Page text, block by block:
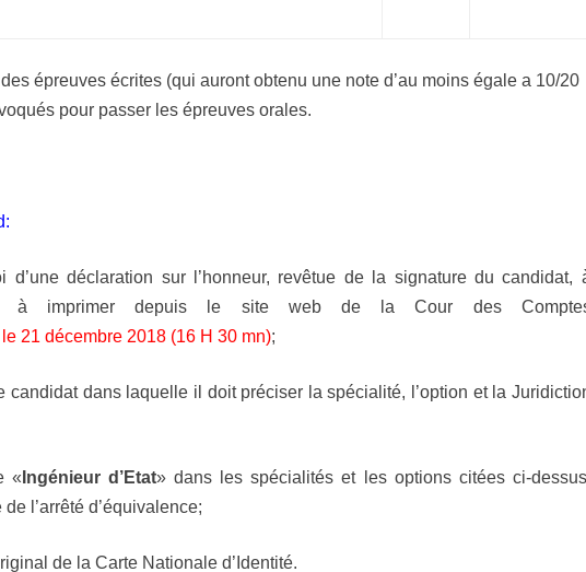
épreuves écrites (qui auront obtenu une note d’au moins égale a 10/20
pour passer les épreuves orales.
déclaration sur l’honneur, revêtue de la signature du candidat,
à imprimer depuis le site web de la Cour des
le 21 décembre 2018 (16 H 30 mn);
candidat dans laquelle il doit préciser la spécialité, l’option et la
« Ingénieur d’Etat» dans les spécialités et les options citées ci-
l’arrêté d’équivalence;
de la Carte Nationale d’Identité.